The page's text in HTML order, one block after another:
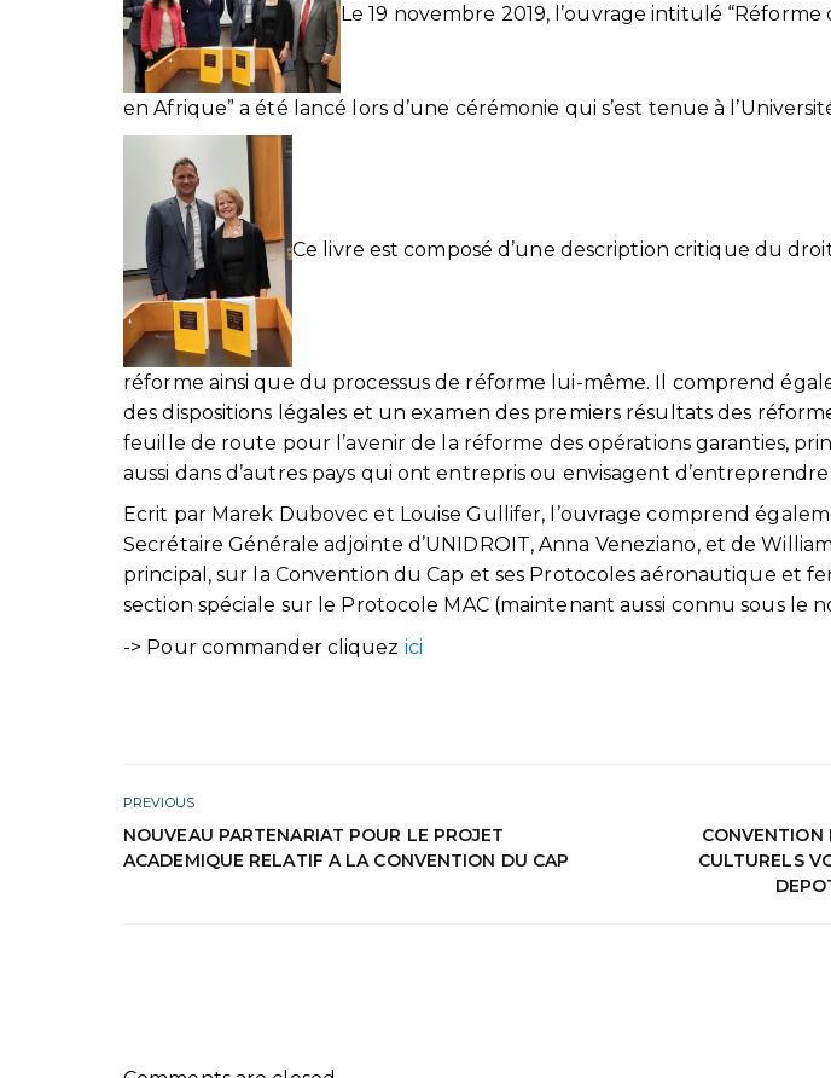
Le 19 novembre 2019, l’ouvrage intitulé
en Afrique” a été lancé lors d’une cérémonie qui s’est tenue à
Ce livre est composé d’une description critique du
réforme ainsi que du processus de réforme lui-même. Il comprend
des dispositions légales et un examen des premiers résultats des
feuille de route pour l’avenir de la réforme des opérations garanties,
aussi dans d’autres pays qui ont entrepris ou envisagent d’entreprendre
Ecrit par Marek Dubovec et Louise Gullifer, l’ouvrage comprend
Secrétaire Générale adjointe d’UNIDROIT, Anna Veneziano, et de
principal, sur la Convention du Cap et ses Protocoles aéronautique et
section spéciale sur le Protocole MAC (maintenant aussi connu sous le
-> Pour commander cliquez ici
PREVIOUS
NOUVEAU PARTENARIAT POUR LE PROJET
ACADEMIQUE RELATIF A LA CONVENTION DU CAP
CONVENTION
CULTURELS